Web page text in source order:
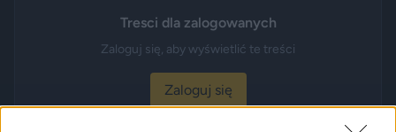
Tresci dla zalogowanych
Zaloguj się, aby wyświetlić te treści
Zaloguj się